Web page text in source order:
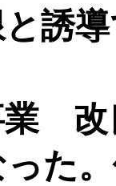
誘
業 改
た